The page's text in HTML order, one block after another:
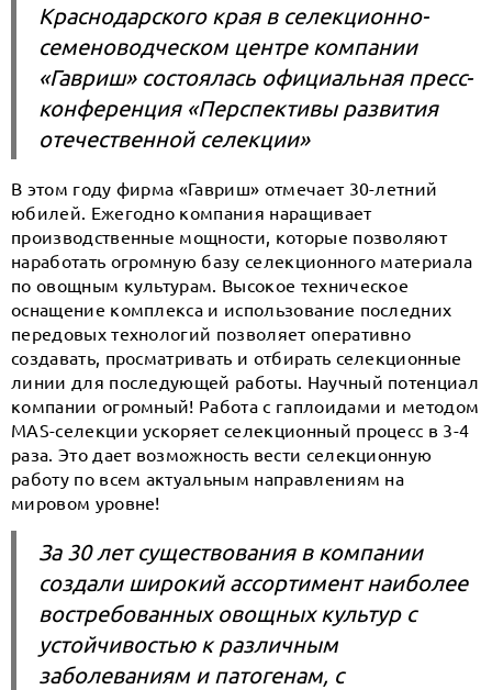
Краснодарского края в селекционно-
семеноводческом центре компании
«Гавриш» состоялась официальная пресс-
конференция «Перспективы развития
отечественной селекции»
В этом году фирма «Гавриш» отмечает 30-летний
юбилей. Ежегодно компания наращивает
производственные мощности, которые позволяют
наработать огромную базу селекционного материала
по овощным культурам. Высокое техническое
оснащение комплекса и использование последних
передовых технологий позволяет оперативно
создавать, просматривать и отбирать селекционные
линии для последующей работы. Научный потенциал
компании огромный! Работа с гаплоидами и методом
MAS-селекции ускоряет селекционный процесс в 3-4
раза. Это дает возможность вести селекционную
работу по всем актуальным направлениям на
мировом уровне!
За 30 лет существования в компании
создали широкий ассортимент наиболее
востребованных овощных культур с
устойчивостью к различным
заболеваниям и патогенам, с